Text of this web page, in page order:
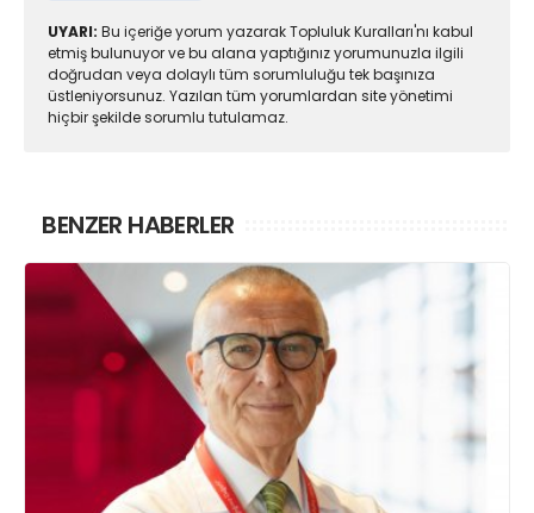
UYARI: Bu içeriğe yorum yazarak Topluluk Kuralları'nı kabul
etmiş bulunuyor ve bu alana yaptığınız yorumunuzla ilgili
doğrudan veya dolaylı tüm sorumluluğu tek başınıza
üstleniyorsunuz. Yazılan tüm yorumlardan site yönetimi
hiçbir şekilde sorumlu tutulamaz.
BENZER HABERLER